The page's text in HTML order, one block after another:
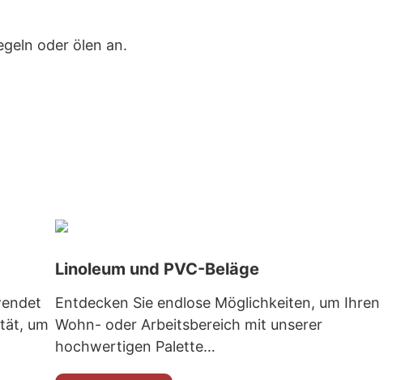
oder ölen an.
um
Linoleum und PVC-Beläge
Entdecken Sie endlose Möglichkeiten, um Ihren
Wohn- oder Arbeitsbereich mit unserer
hochwertigen Palette…